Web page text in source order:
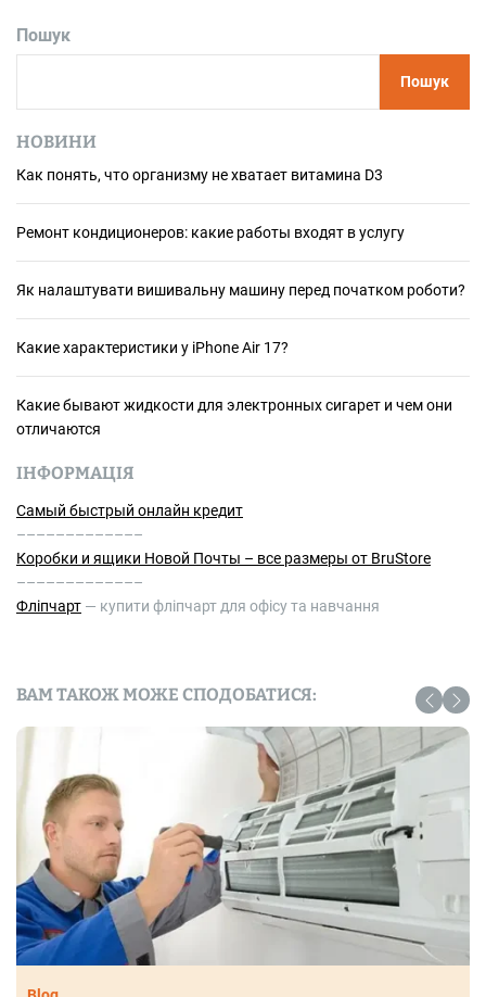
Пошук
Пошук
НОВИНИ
Как понять, что организму не хватает витамина D3
Ремонт кондиционеров: какие работы входят в услугу
Як налаштувати вишивальну машину перед початком роботи?
Какие характеристики у iPhone Air 17?
Какие бывают жидкости для электронных сигарет и чем они
отличаются
ІНФОРМАЦІЯ
Самый быстрый онлайн кредит
–––––––––––––
Коробки и ящики Новой Почты – все размеры от BruStore
–––––––––––––
Фліпчарт — купити фліпчарт для офісу та навчання
ВАМ ТАКОЖ МОЖЕ СПОДОБАТИСЯ: